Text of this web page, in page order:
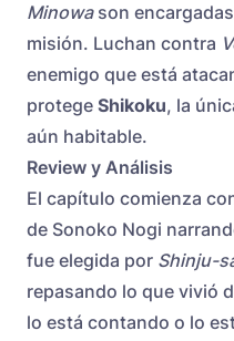
Minowason
misión. Luchan contra
enemigo que está
protege Shikoku, la
aún habitable.
Review y Análisis
El capítulo comienza
de Sonoko Nogi
fue elegida por Shinju-
repasando lo que vivió
lo está contando o lo